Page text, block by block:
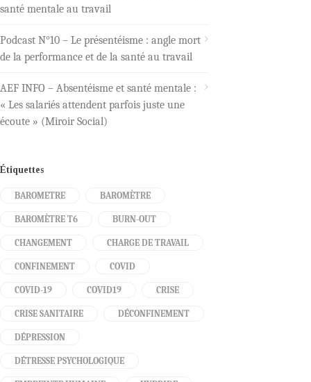
santé mentale au travail
Podcast N°10 – Le présentéisme : angle mort
de la performance et de la santé au travail
AEF INFO – Absentéisme et santé mentale :
« Les salariés attendent parfois juste une
écoute » (Miroir Social)
Étiquettes
BAROMETRE BAROMÈTRE
BAROMÈTRE T6 BURN-OUT
CHANGEMENT CHARGE DE TRAVAIL
CONFINEMENT COVID
COVID-19 COVID19 CRISE
CRISE SANITAIRE DÉCONFINEMENT
DÉPRESSION
DÉTRESSE PSYCHOLOGIQUE